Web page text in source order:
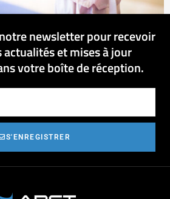
newsletter pour recevoir
actualités et mises à jour
votre boîte de réception.
S'ENREGISTRER